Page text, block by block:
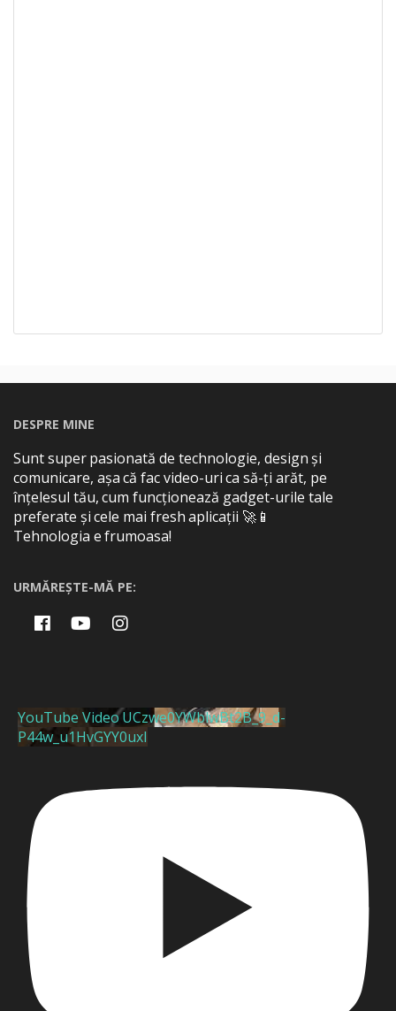
DESPRE MINE
Sunt super pasionată de technologie, design și
comunicare, așa că fac video-uri ca să-ți arăt, pe
înțelesul tău, cum funcționează gadget-urile tale
preferate și cele mai fresh aplicații 🚀📱
Tehnologia e frumoasa!
URMĂREȘTE-MĂ PE:
YouTube Video UCzwe0YWblwBt2B_9_d-
P44w_u1HvGYY0uxI